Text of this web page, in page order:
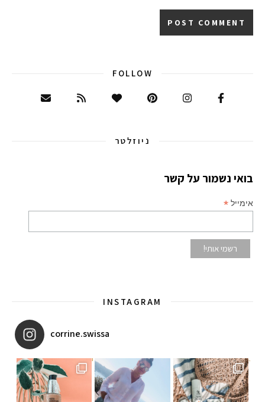
FOLLOW
ניוזלטר
בואי נשמור על קשר
אימייל *
INSTAGRAM
corrine.swissa
איזו אהבתם יותר? הראשונה או
ב